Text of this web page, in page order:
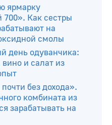
ярмарку
700». Как сестры
на
смолы
день одуванчика:
и салат из
без дохода».
комбината из
зарабатывать на